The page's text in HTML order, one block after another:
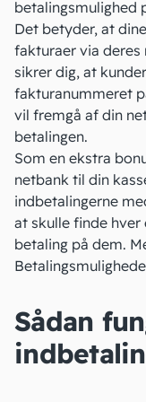
betalingsmulighed
Det betyder, at
fakturaer via
sikrer dig, at
fakturanummeret
vil fremgå af din
betalingen.
Som en ekstra
netbank til din
indbetalingerne
at skulle finde
betaling på dem.
Sådan